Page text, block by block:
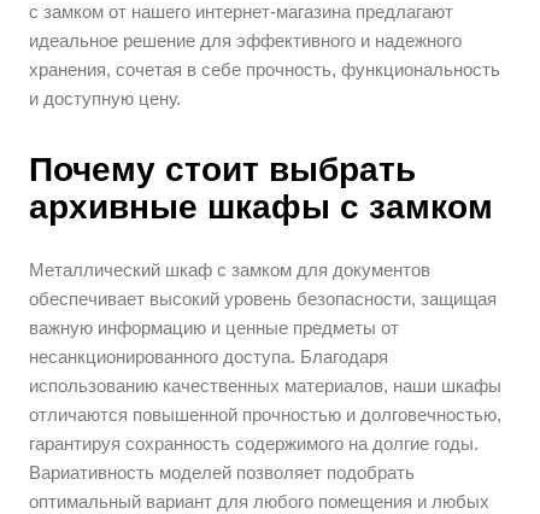
с замком от нашего интернет-магазина предлагают
идеальное решение для эффективного и надежного
хранения, сочетая в себе прочность, функциональность
и доступную цену.
Почему стоит выбрать
архивные шкафы с замком
Металлический шкаф с замком для документов
обеспечивает высокий уровень безопасности, защищая
важную информацию и ценные предметы от
несанкционированного доступа. Благодаря
использованию качественных материалов, наши шкафы
отличаются повышенной прочностью и долговечностью,
гарантируя сохранность содержимого на долгие годы.
Вариативность моделей позволяет подобрать
оптимальный вариант для любого помещения и любых